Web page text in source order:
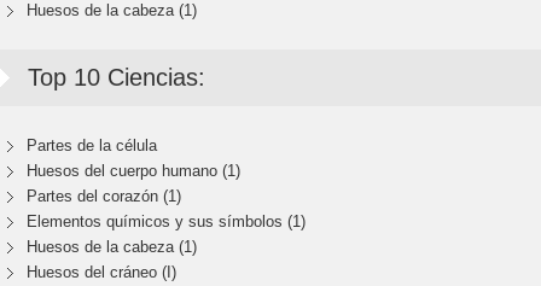
Huesos de la cabeza (1)
Top 10 Ciencias:
Partes de la célula
Huesos del cuerpo humano (1)
Partes del corazón (1)
Elementos químicos y sus símbolos (1)
Huesos de la cabeza (1)
Huesos del cráneo (I)